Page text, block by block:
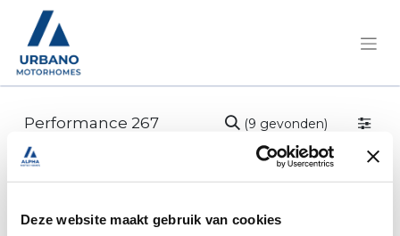
Deze website maakt gebruik van cookies
(9 gevonden)